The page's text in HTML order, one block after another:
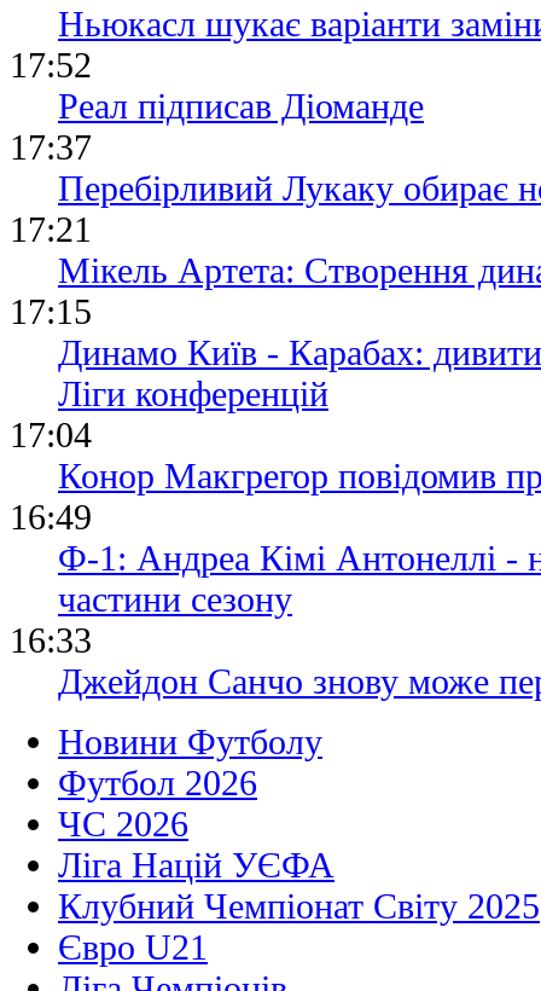
Ньюкасл шукає варіанти
17:52
Реал підписав Діоманде
17:37
Перебірливий Лукаку обирає
17:21
Мікель Артета: Створення
17:15
Динамо Київ - Карабах:
Ліги конференцій
17:04
Конор Макгрегор повідомив
16:49
Ф-1: Андреа Кімі Антонеллі -
частини сезону
16:33
Джейдон Санчо знову може
Новини Футболу
Футбол 2026
ЧС 2026
Ліга Націй УЄФА
Клубний Чемпіонат Світу 2025
Євро U21